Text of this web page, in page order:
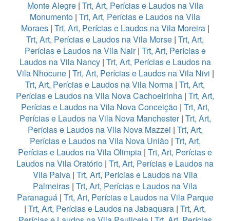
Monte Alegre| Trt, Art, Perícias e Laudos na Vila
Monumento | Trt, Art, Perícias e Laudos na Vila
Moraes| Trt, Art, Perícias e Laudos na Vila Moreira|
Trt, Art, Perícias e Laudos na Vila Morse | Trt, Art,
Perícias e Laudos na Vila Nair| Trt, Art, Perícias e
Laudos na Vila Nancy| Trt, Art, Perícias e Laudos na
Vila Nhocune| Trt, Art, Perícias e Laudos na Vila Nivi |
Trt, Art, Perícias e Laudos na Vila Norma | Trt, Art,
Perícias e Laudos na Vila Nova Cachoeirinha | Trt, Art,
Perícias e Laudos na Vila Nova Conceição| Trt, Art,
Perícias e Laudos na Vila Nova Manchester| Trt, Art,
Perícias e Laudos na Vila Nova Mazzei | Trt, Art,
Perícias e Laudos na Vila Nova União| Trt, Art,
Perícias e Laudos na Vila Olimpia | Trt, Art, Perícias e
Laudos na Vila Oratório | Trt, Art, Perícias e Laudos na
Vila Paiva| Trt, Art, Perícias e Laudos na Vila
Palmeiras | Trt, Art, Perícias e Laudos na Vila
Paranaguá| Trt, Art, Perícias e Laudos na Vila Parque
| Trt, Art, Perícias e Laudos na Jabaquara | Trt, Art,